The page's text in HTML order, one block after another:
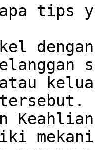
tips